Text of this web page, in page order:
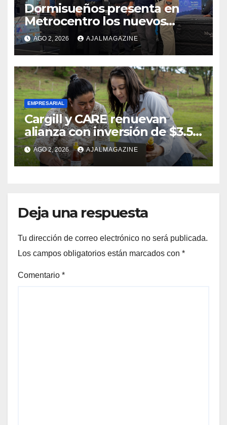
Dormisueños presenta en
Metrocentro los nuevos
modelos Muna Care de
Comfort Life: Innovación y
calidad en descanso
AGO 2, 2026 AJALMAGAZINE
EMPRESARIAL
Cargill y CARE renuevan
alianza con inversión de $3.5
millones para el desarrollo de
mujeres rurales en
Centroamérica
AGO 2, 2026 AJALMAGAZINE
Deja una respuesta
Tu dirección de correo electrónico no será publicada.
Los campos obligatorios están marcados con *
Comentario *